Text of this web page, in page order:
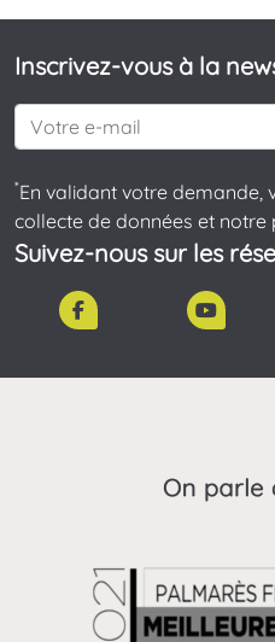
Inscrivez-vous à la
*En validant votre demande,
collecte de données et
Suivez-nous sur les